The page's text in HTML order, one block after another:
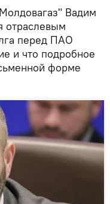
Вадим
отраслевым
перед ПАО
и что подробное
форме